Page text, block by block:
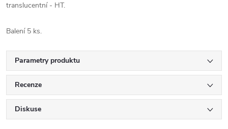
translucentní - HT.
Balení 5 ks.
Parametry produktu
Recenze
Diskuse